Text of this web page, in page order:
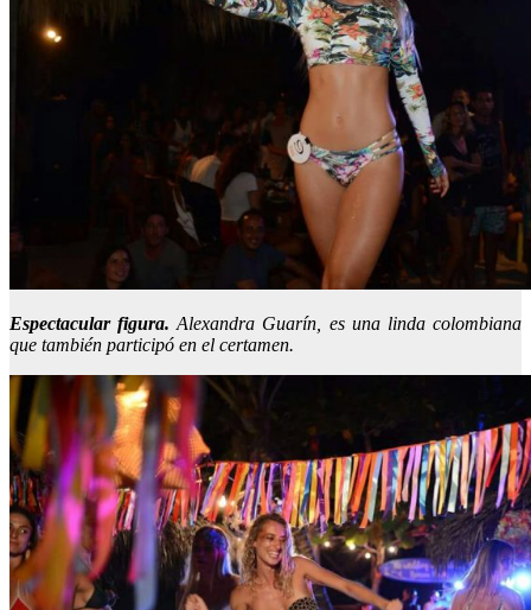
Espectacular figura. Alexandra Guarín, es una linda colombiana
que también participó en el certamen.